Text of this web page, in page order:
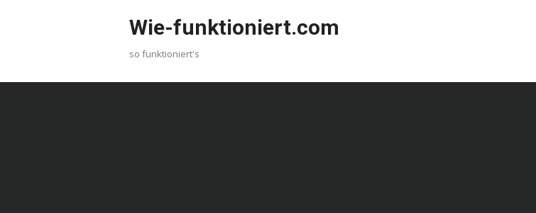
Wie-funktioniert.com
so funktioniert's